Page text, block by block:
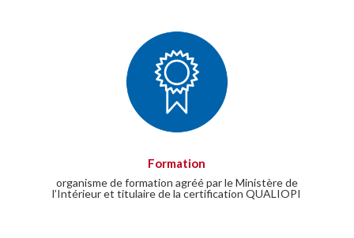
Formation
organisme de formation agréé par le Ministère de
l’Intérieur et titulaire de la certification QUALIOPI